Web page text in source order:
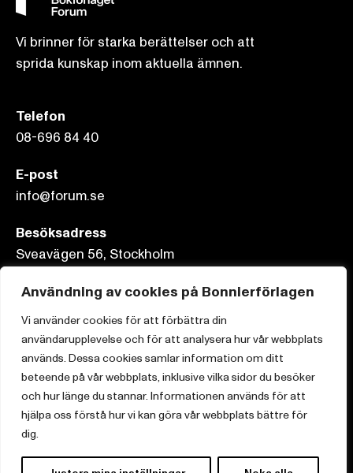
Användning av cookies på Bonnierförlagen
Vi använder cookies för att förbättra din
användarupplevelse och för att analysera hur vår webbplats
används. Dessa cookies samlar information om ditt
beteende på vår webbplats, inklusive vilka sidor du besöker
och hur länge du stannar. Informationen används för att
hjälpa oss förstå hur vi kan göra vår webbplats bättre för
dig.
Vi brinner för starka berättelser och att
sprida kunskap inom aktuella ämnen.
Telefon
08-696 84 40
E-post
info@forum.se
Besöksadress
Sveavägen 56, Stockholm
Postadress
Box 3159, 103 63 Stockholm
Om Bonnierförlagen
Cookies
Integritetspolicy